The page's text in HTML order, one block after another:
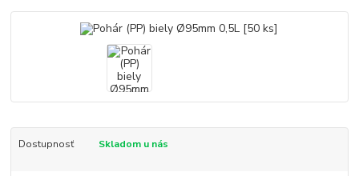
Dostupnosť Skladom u nás